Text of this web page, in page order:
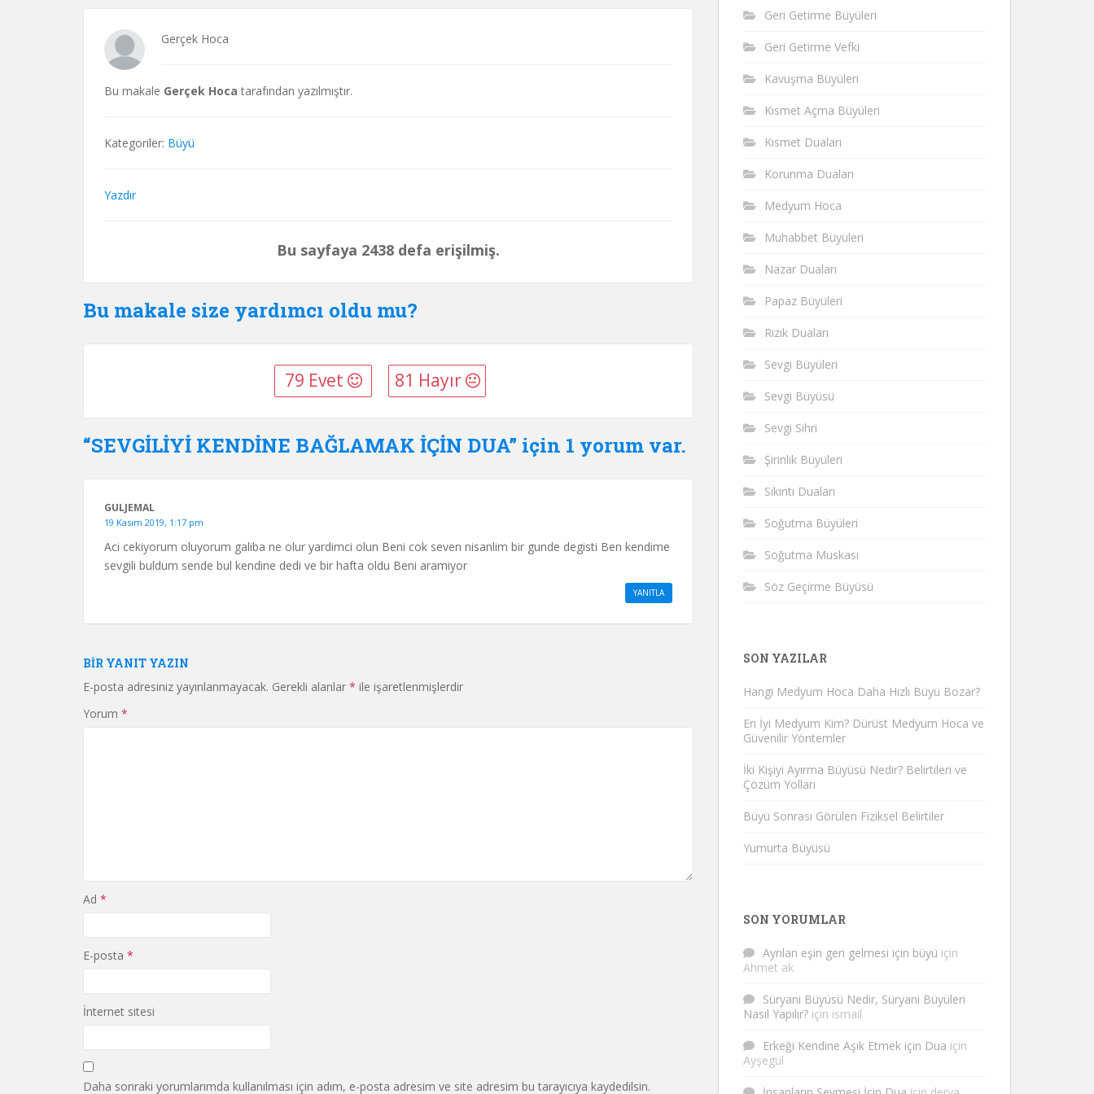
Gerçek Hoca
Bu makale Gerçek Hoca tarafından yazılmıştır.
Kategoriler: Büyü
Yazdır
Bu sayfaya 2438 defa erişilmiş.
Bu makale size yardımcı oldu mu?
79 Evet 81 Hayır
“SEVGİLİYİ KENDİNE BAĞLAMAK İÇİN DUA” için 1 yorum var.
GULJEMAL
19 Kasım 2019, 1:17 pm
Aci cekiyorum oluyorum galiba ne olur yardimci olun Beni cok seven nisanlim bir gunde degisti Ben kendime
sevgili buldum sende bul kendine dedi ve bir hafta oldu Beni aramiyor
YANITLA
BIR YANIT YAZIN
E-posta adresiniz yayınlanmayacak. Gerekli alanlar * ile işaretlenmişlerdir
Yorum *
Ad *
E-posta *
İnternet sitesi
Daha sonraki yorumlarımda kullanılması için adım, e-posta adresim ve site adresim bu tarayıcıya kaydedilsin.
Geri Getirme Büyüleri
Geri Getirme Vefki
Kavuşma Büyüleri
Kısmet Açma Büyüleri
Kısmet Duaları
Korunma Duaları
Medyum Hoca
Muhabbet Büyüleri
Nazar Duaları
Papaz Büyüleri
Rızık Duaları
Sevgi Büyüleri
Sevgi Büyüsü
Sevgi Sihri
Şirinlik Büyüleri
Sıkıntı Duaları
Soğutma Büyüleri
Soğutma Muskası
Söz Geçirme Büyüsü
SON YAZILAR
Hangi Medyum Hoca Daha Hızlı Büyü Bozar?
En İyi Medyum Kim? Dürüst Medyum Hoca ve
Güvenilir Yöntemler
İki Kişiyi Ayırma Büyüsü Nedir? Belirtileri ve
Çözüm Yolları
Büyü Sonrası Görülen Fiziksel Belirtiler
Yumurta Büyüsü
SON YORUMLAR
Ayrılan eşin geri gelmesi için büyü için
Ahmet ak
Süryani Büyüsü Nedir, Süryani Büyüleri
Nasıl Yapılır? için ismail
Erkeği Kendine Aşık Etmek için Dua için
Ayşegül